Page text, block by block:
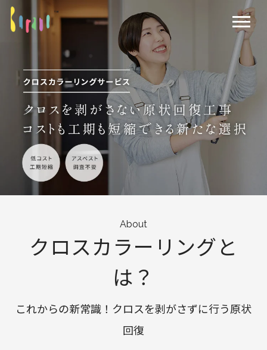
About
クロスカラーリングと
は？
これからの新常識！クロスを剥がさずに行う原状
回復